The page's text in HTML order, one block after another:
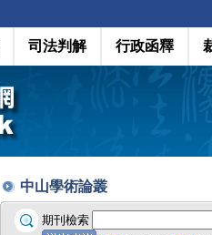
司法判解 行政函釋
中山學術論叢
期刊檢索